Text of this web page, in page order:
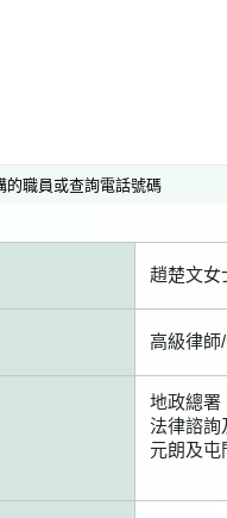
的職員或查詢電話號碼
趙楚文女
高級律師
地政總署
法律諮詢
元朗及屯